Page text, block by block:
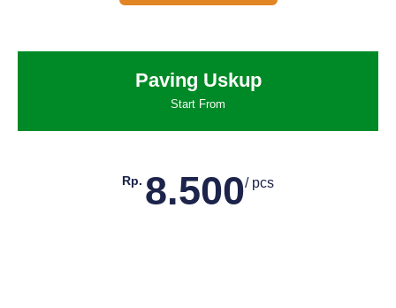
Paving Uskup
Start From
Rp. 8.500/ pcs